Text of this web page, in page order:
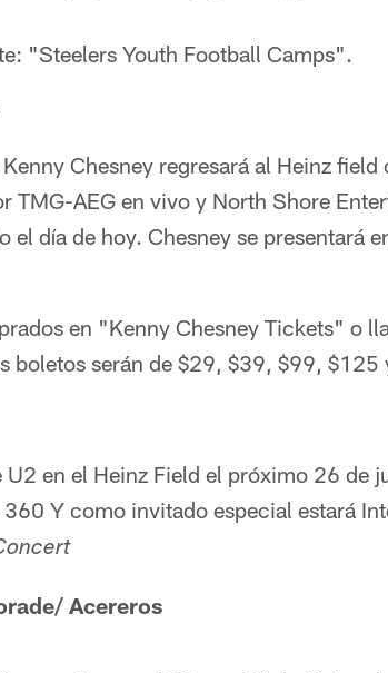
"Steelers Youth Football Camps".
Chesney regresará al Heinz
TMG-AEG en vivo y North Shore
el día de hoy. Chesney se presentará
en "Kenny Chesney Tickets" o
boletos serán de $29, $39, $99, $125
en el Heinz Field el próximo 26 de
Y como invitado especial estará
Acereros